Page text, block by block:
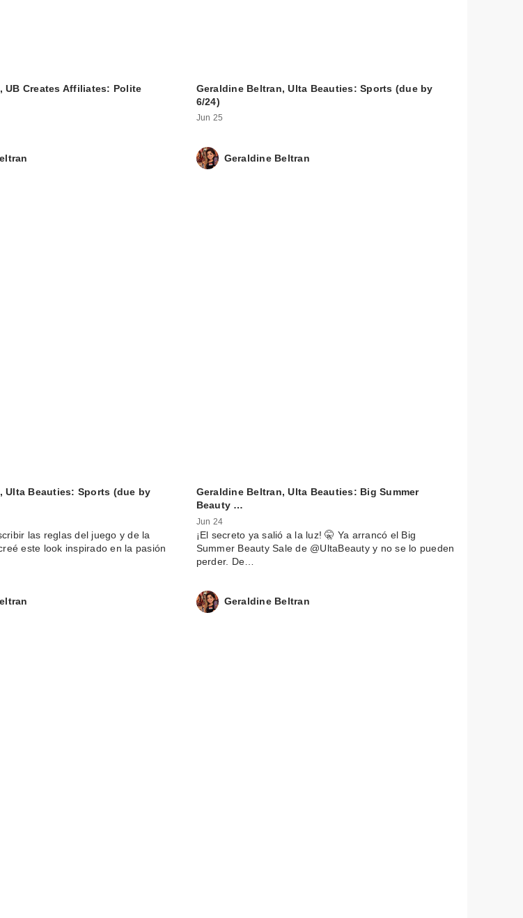
UB Creates Affiliates: Polite
Geraldine Beltran, Ulta Beauties: Sports (due by
6/24)
Jun 25
Ulta Beauties: Sports (due by
las reglas del juego y de la
este look inspirado en la pasión
Geraldine Beltran
Geraldine Beltran, Ulta Beauties: Big Summer
Beauty …
Jun 24
¡El secreto ya salió a la luz! 🤫 Ya arrancó el Big
Summer Beauty Sale de @UltaBeauty y no se lo pueden
perder. De…
Geraldine Beltran